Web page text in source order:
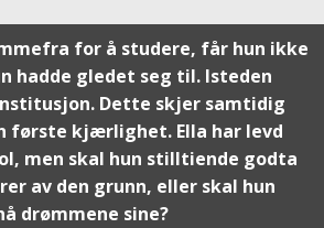
for å studere, får hun ikke
hadde gledet seg til. Isteden
Dette skjer samtidig
første kjærlighet. Ella har levd
men skal hun stilltiende godta
av den grunn, eller skal hun
drømmene sine?